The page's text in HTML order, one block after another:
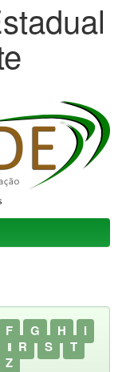
F G H
I
R S
T
Z